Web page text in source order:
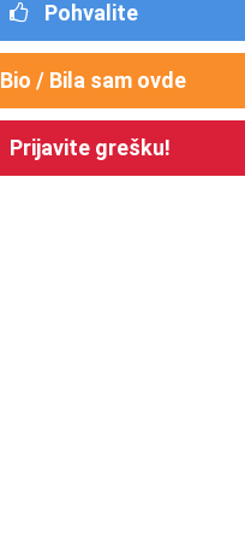
Pohvalite
Bio / Bila sam ovde
Prijavite grešku!